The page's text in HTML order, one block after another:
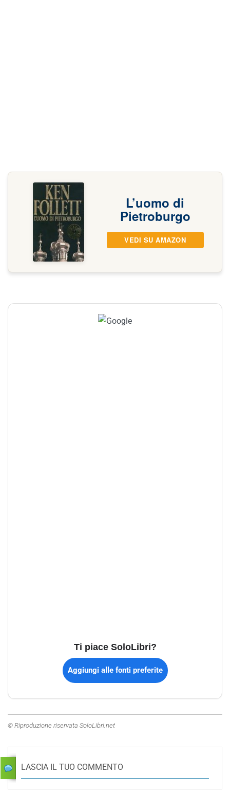
L’uomo di
Pietroburgo
VEDI SU AMAZON
Ti piace SoloLibri?
Aggiungi alle fonti preferite
© Riproduzione riservata SoloLibri.net
LASCIA IL TUO COMMENTO